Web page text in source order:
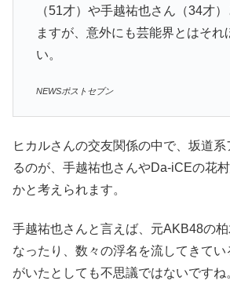
（51才）や手越祐也さん（34才
ますが、意外にも芸能界とはそれ
い。
NEWSポストセブン
ヒカルさんの交友関係の中で、坂道
るのが、手越祐也さんやDa-iCEの花
かと考えられます。
手越祐也さんと言えば、元AKB48の
なったり、数々の浮名を流してきてい
がいたとしても不思議ではないですね